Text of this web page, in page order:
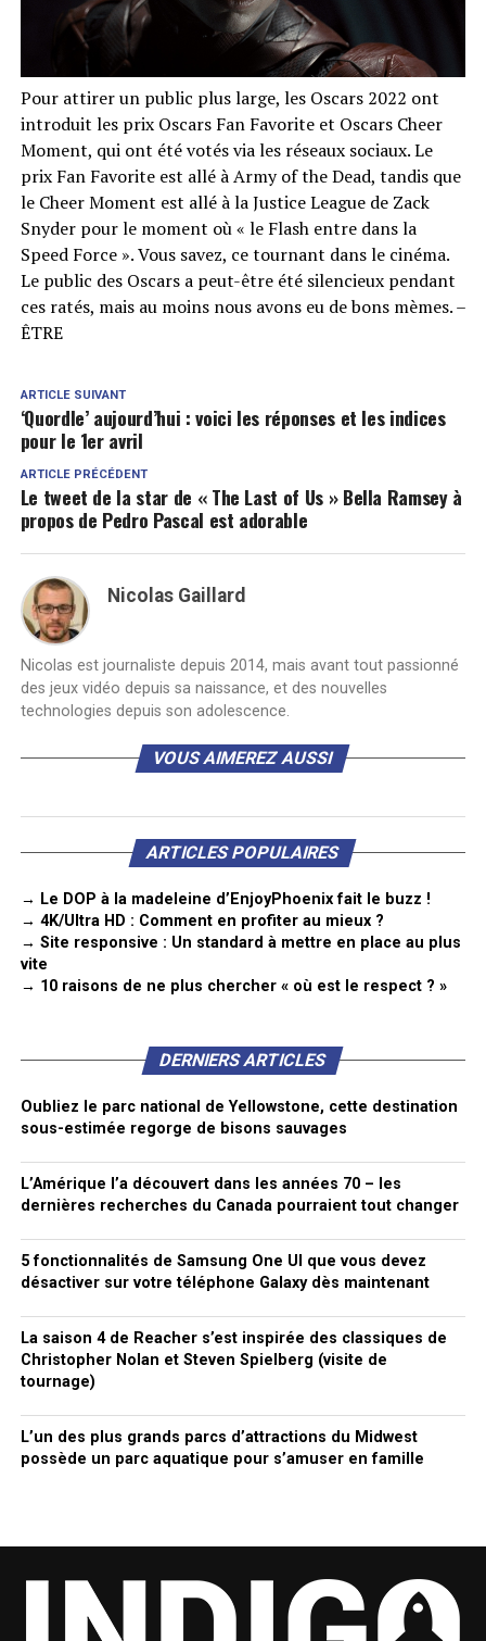
Pour attirer un public plus large, les Oscars 2022 ont
introduit les prix Oscars Fan Favorite et Oscars Cheer
Moment, qui ont été votés via les réseaux sociaux. Le
prix Fan Favorite est allé à Army of the Dead, tandis que
le Cheer Moment est allé à la Justice League de Zack
Snyder pour le moment où « le Flash entre dans la
Speed ​​​​Force ». Vous savez, ce tournant dans le cinéma.
Le public des Oscars a peut-être été silencieux pendant
ces ratés, mais au moins nous avons eu de bons mèmes. –
ÊTRE
ARTICLE SUIVANT
‘Quordle’ aujourd’hui : voici les réponses et les indices
pour le 1er avril
ARTICLE PRÉCÉDENT
Le tweet de la star de « The Last of Us » Bella Ramsey à
propos de Pedro Pascal est adorable
Nicolas Gaillard
Nicolas est journaliste depuis 2014, mais avant tout passionné
des jeux vidéo depuis sa naissance, et des nouvelles
technologies depuis son adolescence.
VOUS AIMEREZ AUSSI
ARTICLES POPULAIRES
→ Le DOP à la madeleine d’EnjoyPhoenix fait le buzz !
→ 4K/Ultra HD : Comment en profiter au mieux ?
→ Site responsive : Un standard à mettre en place au plus
vite
→ 10 raisons de ne plus chercher « où est le respect ? »
DERNIERS ARTICLES
Oubliez le parc national de Yellowstone, cette destination
sous-estimée regorge de bisons sauvages
L’Amérique l’a découvert dans les années 70 – les
dernières recherches du Canada pourraient tout changer
5 fonctionnalités de Samsung One UI que vous devez
désactiver sur votre téléphone Galaxy dès maintenant
La saison 4 de Reacher s’est inspirée des classiques de
Christopher Nolan et Steven Spielberg (visite de
tournage)
L’un des plus grands parcs d’attractions du Midwest
possède un parc aquatique pour s’amuser en famille